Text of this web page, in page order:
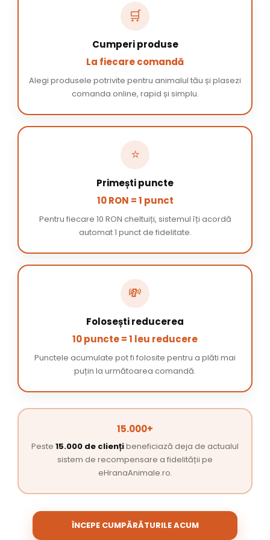
🛒
Cumperi produse
La fiecare comandă
Alegi produsele potrivite pentru animalul tău și plasezi
comanda online, rapid și simplu.
⭐
Primești puncte
10 RON = 1 punct
Pentru fiecare 10 RON cheltuiți, sistemul îți acordă
automat 1 punct de fidelitate.
💸
Folosești reducerea
10 puncte = 1 leu reducere
Punctele acumulate pot fi folosite pentru a plăti mai
puțin la următoarea comandă.
15.000+
Peste 15.000 de cliențibeneficiază deja de actualul
sistem de recompensare a fidelității pe
eHranaAnimale.ro.
ÎNCEPE CUMPĂRĂTURILE ACUM